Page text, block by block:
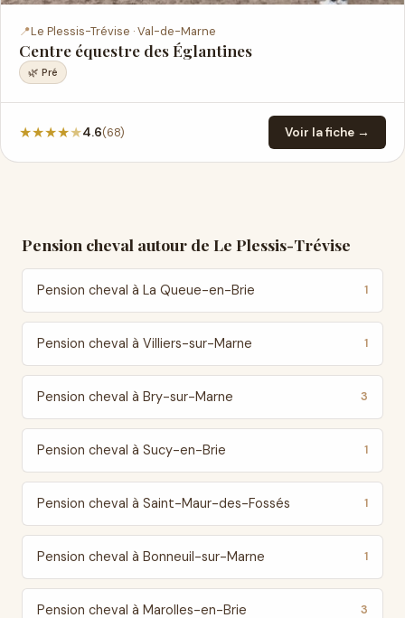
📍Le Plessis-Trévise · Val-de-Marne
Centre équestre des Églantines
🌿 Pré
★★★★★4.6(68) Voir la fiche →
Pension cheval autour de Le Plessis-Trévise
Pension cheval à La Queue-en-Brie 1
Pension cheval à Villiers-sur-Marne 1
Pension cheval à Bry-sur-Marne 3
Pension cheval à Sucy-en-Brie 1
Pension cheval à Saint-Maur-des-Fossés 1
Pension cheval à Bonneuil-sur-Marne 1
Pension cheval à Marolles-en-Brie 3